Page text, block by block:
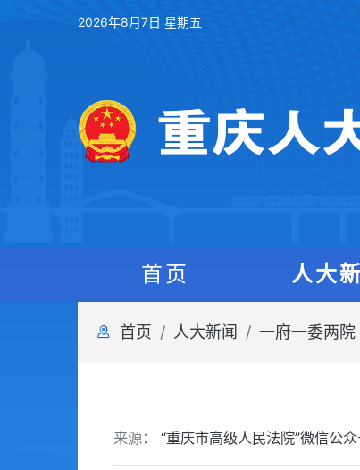
2026年8月7日 星期五
首页 人大
首页 人大新闻 一府一委两院
来源： “重庆市高级人民法院”微信公众